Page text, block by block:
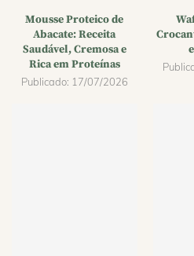
Mousse Proteico de
Abacate: Receita
Saudável, Cremosa e
Rica em Proteínas
Publicado: 17/07/2026